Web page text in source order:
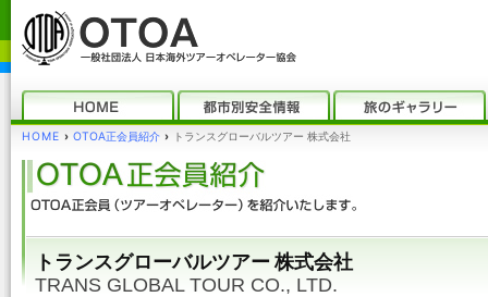
HOME › OTOA正会員紹介 › トランスグローバルツアー 株式会社
トランスグローバルツアー 株式会社
TRANS GLOBAL TOUR CO., LTD.